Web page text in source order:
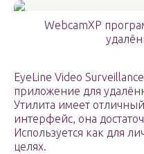
WebcamXP
EyeLine Video
приложение для
Утилита имеет
интерфейс, она
Используется как для
целях.